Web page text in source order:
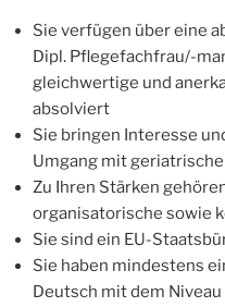
Sie verfügen über eine
Dipl. Pflegefachfrau/-
gleichwertige und
absolviert
Sie bringen Interesse
Umgang mit
Zu Ihren Stärken
organisatorische sowie
Sie sind ein EU-
Sie haben mindestens
Deutsch mit dem Niveau